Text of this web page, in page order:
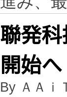
聯発
開始へ
By ＡＡｉ